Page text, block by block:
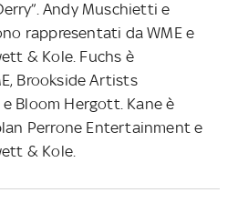
Andy Muschietti e
rappresentati da WME e
& Kole. Fuchs è
Brookside Artists
Bloom Hergott. Kane è
Perrone Entertainment e
& Kole.